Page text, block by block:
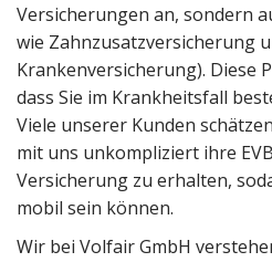
Versicherungen an, sondern
wie Zahnzusatzversicherung
Krankenversicherung). Diese
dass Sie im Krankheitsfall
Viele unserer Kunden
mit uns unkompliziert ihre
Versicherung zu erhalten,
mobil sein können.
Wir bei Volfair GmbH